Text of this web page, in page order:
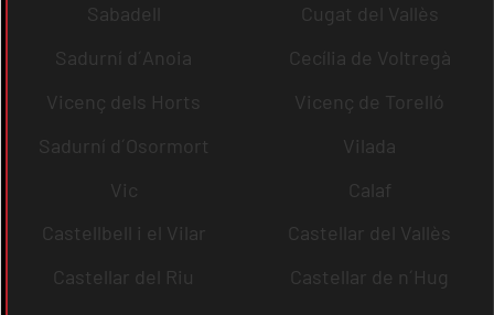
Sabadell
Cugat del Vallès
Sadurní d´Anoia
Cecília de Voltregà
Vicenç dels Horts
Vicenç de Torelló
Sadurní d´Osormort
Vilada
Vic
Calaf
Castellbell i el Vilar
Castellar del Vallès
Castellar del Riu
Castellar de n´Hug